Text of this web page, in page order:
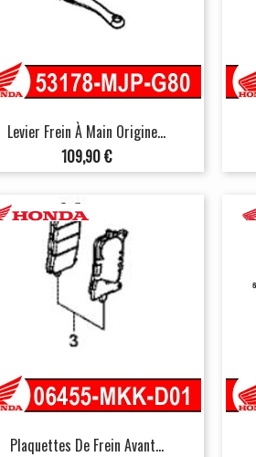
Levier Frein À Main Origine...
Prix
109,90 €
Plaquettes De Frein Avant...